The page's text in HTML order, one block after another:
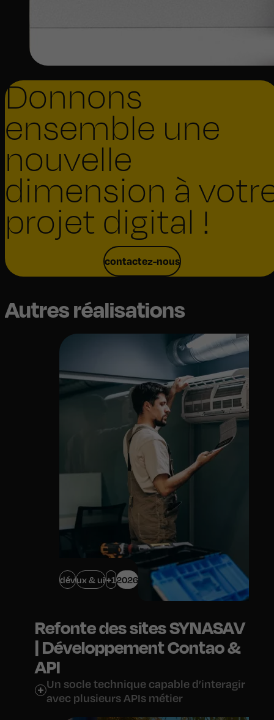
Donnons
ensemble une
nouvelle
dimension à
projet digital !
contactez-nous
Autres réalisations
dévux & ui+12026
Refonte des sites SYNASAV
| Développement Contao &
API
Un socle technique capable d’interagir
avec plusieurs APIs métier